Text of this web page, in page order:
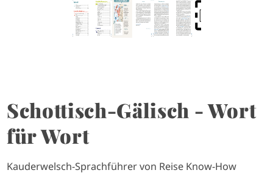
Schottisch-Gälisch - Wort
für Wort
Kauderwelsch-Sprachführer von Reise Know-How